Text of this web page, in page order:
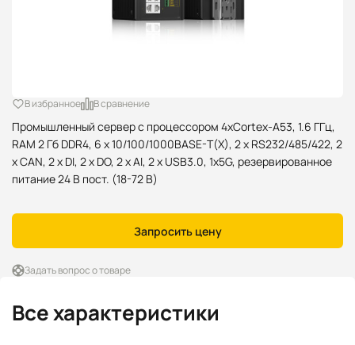
Промышленный сервер с процессором 4xCortex-A53, 1.6 ГГц,
RAM 2 Гб DDR4, 6 x 10/100/1000BASE-T(X), 2 x RS232/485/422, 2
x CAN, 2 x DI, 2 x DO, 2 x AI, 2 x USB3.0, 1x5G, резервированное
питание 24 В пост. (18-72 В)
В избранное В сравнение
Запросить цену
Задать вопрос о товаре
Все характеристики